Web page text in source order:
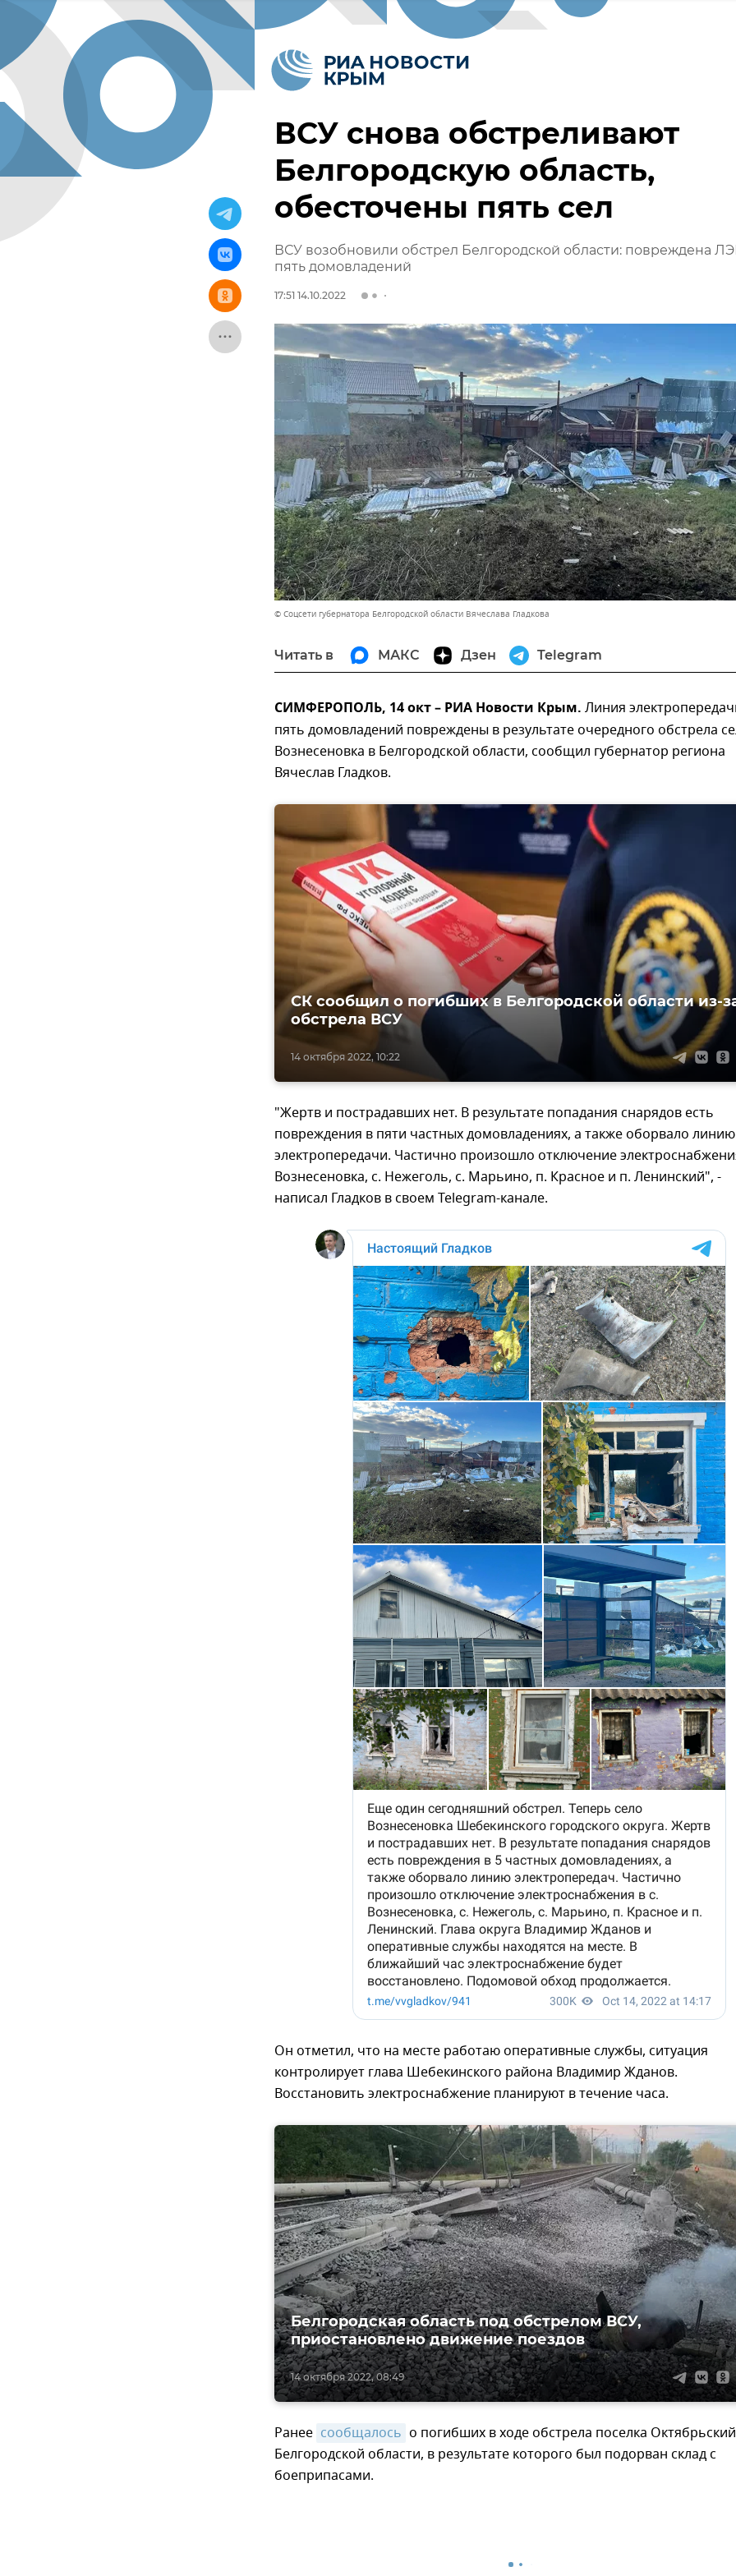
ВСУ снова обстреливают
Белгородскую область,
обесточены пять сел
ВСУ возобновили обстрел Белгородской области: повреждена
пять домовладений
17:51 14.10.2022
© Соцсети губернатора Белгородской области Вячеслава Гладкова
Читать в МАКС Дзен Telegram
СИМФЕРОПОЛЬ, 14 окт – РИА Новости Крым. Линия
пять домовладений повреждены в результате очередного обстрела
Вознесеновка в Белгородской области, сообщил губернатор региона
Вячеслав Гладков.
14 октября 2022, 10:22
СК сообщил о погибших в Белгородской области из-
обстрела ВСУ
"Жертв и пострадавших нет. В результате попадания снарядов есть
повреждения в пяти частных домовладениях, а также оборвало линию
электропередачи. Частично произошло отключение
Вознесеновка, с. Нежеголь, с. Марьино, п. Красное и п. Ленинский", -
написал Гладков в своем Telegram-канале.
Он отметил, что на месте работаю оперативные службы, ситуация
контролирует глава Шебекинского района Владимир Жданов.
Восстановить электроснабжение планируют в течение часа.
14 октября 2022, 08:49
Белгородская область под обстрелом ВСУ,
приостановлено движение поездов
Ранее сообщалось о погибших в ходе обстрела поселка Октябрьский
Белгородской области, в результате которого был подорван склад с
боеприпасами.